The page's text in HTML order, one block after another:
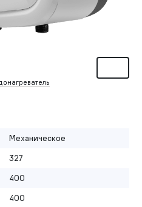
Механическое
327
400
400